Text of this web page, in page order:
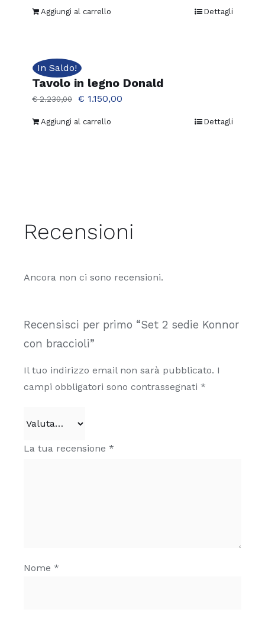
Aggiungi al carrello Dettagli
In Saldo!
Tavolo in legno Donald
€2.230,00
Il
€ 1.150,00Il
Aggiungi al carrello Dettagli
Recensioni
Ancora non ci sono recensioni.
Recensisci per primo “Set 2 sedie Konnor
con braccioli”
Il tuo indirizzo email non sarà pubblicato. I
campi obbligatori sono contrassegnati *
La tua recensione *
Nome *